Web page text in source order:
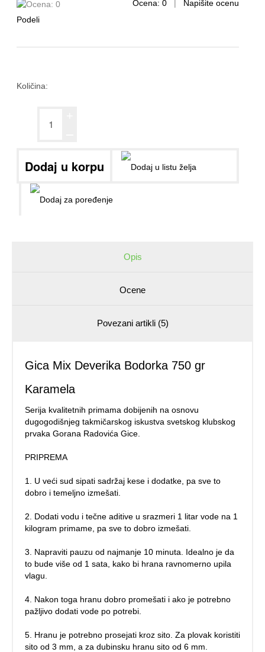
Ocena: 0
Napišite ocenu
Podeli
Količina:
Opis
Ocene
Povezani artikli (5)
Gica Mix Deverika Bodorka 750 gr
Karamela
Serija kvalitetnih primama dobijenih na osnovu
dugogodišnjeg takmičarskog iskustva svetskog klubskog
prvaka Gorana Radovića Gice.
PRIPREMA
1. U veći sud sipati sadržaj kese i dodatke, pa sve to
dobro i temeljno izmešati.
2. Dodati vodu i tečne aditive u srazmeri 1 litar vode na 1
kilogram primame, pa sve to dobro izmešati.
3. Napraviti pauzu od najmanje 10 minuta. Idealno je da
to bude više od 1 sata, kako bi hrana ravnomerno upila
vlagu.
4. Nakon toga hranu dobro promešati i ako je potrebno
pažljivo dodati vode po potrebi.
5. Hranu je potrebno prosejati kroz sito. Za plovak koristiti
sito od 3 mm, a za dubinsku hranu sito od 6 mm.